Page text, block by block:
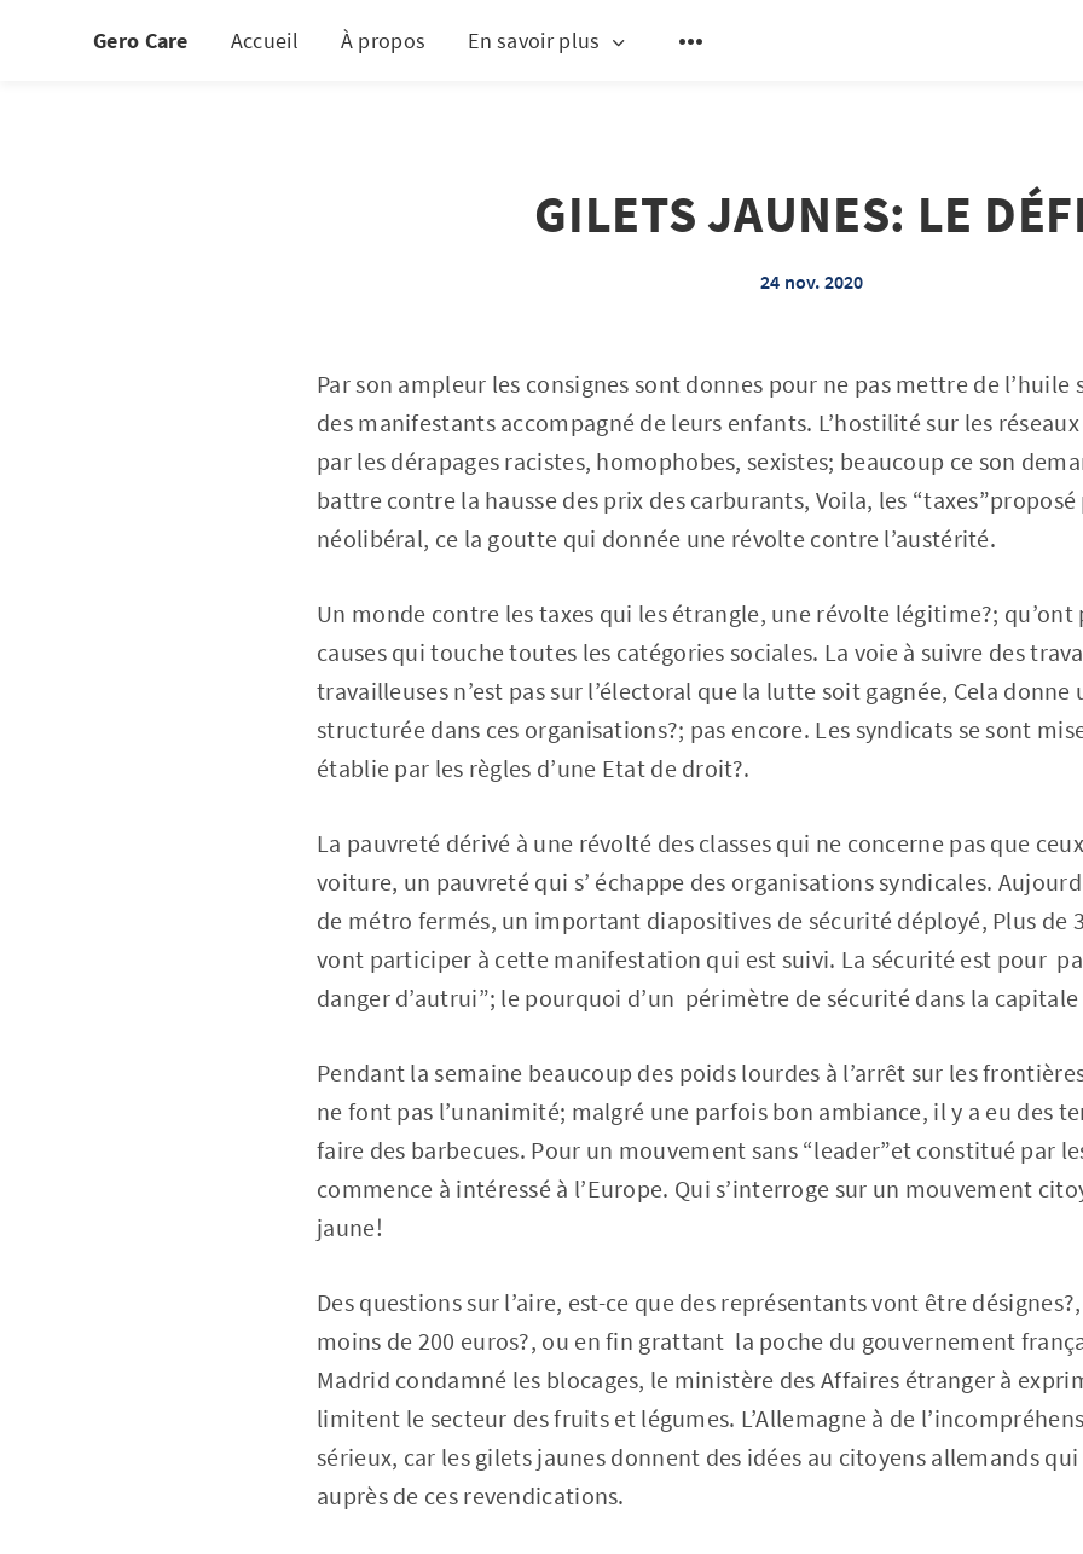
Gero Care Accueil À propos En savoir plus
GILETS JAUNES: LE
24 nov. 2020
Par son ampleur les consignes sont donnes pour ne pas mettre de l’huile
des manifestants accompagné de leurs enfants. L’hostilité sur les
par les dérapages racistes, homophobes, sexistes; beaucoup ce son
battre contre la hausse des prix des carburants, Voila, les
néolibéral, ce la goutte qui donnée une révolte contre l’austérité.
Un monde contre les taxes qui les étrangle, une révolte légitime?; qu’ont
causes qui touche toutes les catégories sociales. La voie à suivre des
travailleuses n’est pas sur l’électoral que la lutte soit gagnée, Cela donne
structurée dans ces organisations?; pas encore. Les syndicats se sont
établie par les règles d’une Etat de droit?.
La pauvreté dérivé à une révolté des classes qui ne concerne pas que
voiture, un pauvreté qui s’ échappe des organisations syndicales.
de métro fermés, un important diapositives de sécurité déployé, Plus de
vont participer à cette manifestation qui est suivi. La sécurité est pour
danger d’autrui”; le pourquoi d’un périmètre de sécurité dans la capitale
Pendant la semaine beaucoup des poids lourdes à l’arrêt sur les
ne font pas l’unanimité; malgré une parfois bon ambiance, il y a eu des
faire des barbecues. Pour un mouvement sans “leader”et constitué par
commence à intéressé à l’Europe. Qui s’interroge sur un mouvement
jaune!
Des questions sur l’aire, est-ce que des représentants vont être
moins de 200 euros?, ou en fin grattant la poche du gouvernement
Madrid condamné les blocages, le ministère des Affaires étranger à
limitent le secteur des fruits et légumes. L’Allemagne à de
sérieux, car les gilets jaunes donnent des idées au citoyens allemands
auprès de ces revendications.